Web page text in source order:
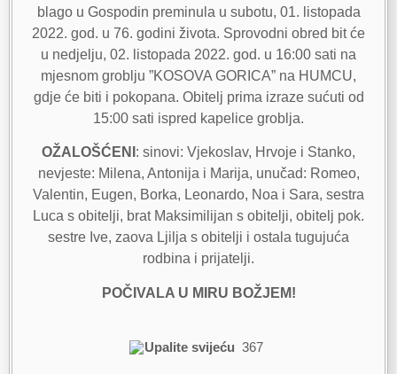
blago u Gospodin preminula u subotu, 01. listopada
2022. god. u 76. godini života. Sprovodni obred bit će
u nedjelju, 02. listopada 2022. god. u 16:00 sati na
mjesnom groblju ”KOSOVA GORICA” na HUMCU,
gdje će biti i pokopana. Obitelj prima izraze sućuti od
15:00 sati ispred kapelice groblja.
OŽALOŠĆENI : sinovi: Vjekoslav, Hrvoje i Stanko,
nevjeste: Milena, Antonija i Marija, unučad: Romeo,
Valentin, Eugen, Borka, Leonardo, Noa i Sara, sestra
Luca s obitelji, brat Maksimilijan s obitelji, obitelj pok.
sestre Ive, zaova Ljilja s obitelji i ostala tugujuća
rodbina i prijatelji.
POČIVALA U MIRU BOŽJEM!
Upalite svijeću 367